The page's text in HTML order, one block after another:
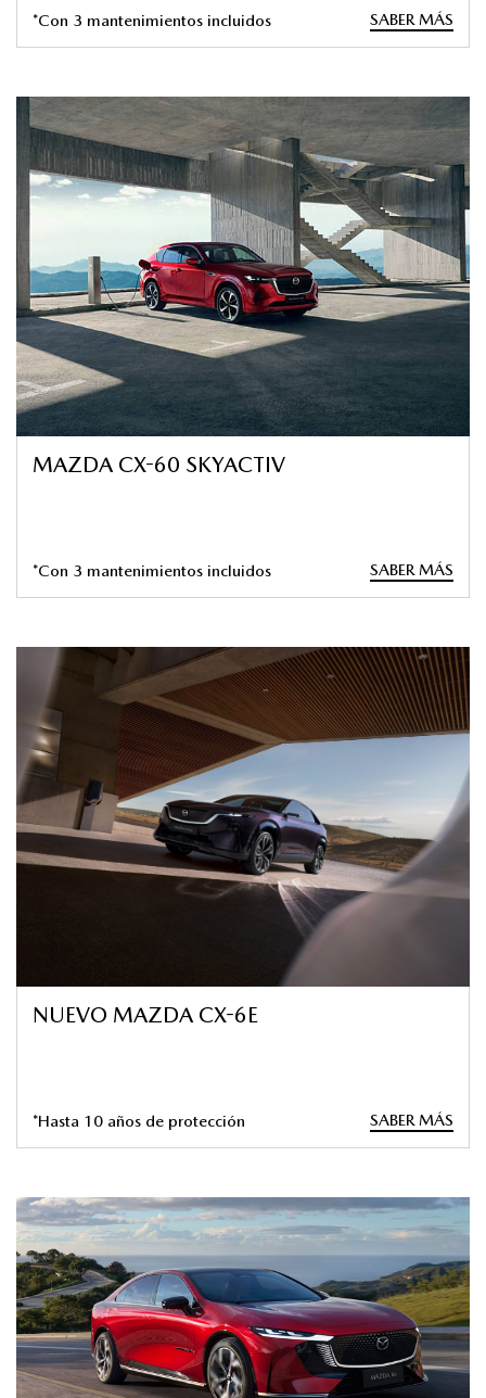
*Con 3 mantenimientos incluidos SABER MÁS
MAZDA CX-60 SKYACTIV
*Con 3 mantenimientos incluidos SABER MÁS
NUEVO MAZDA CX-6E
*Hasta 10 años de protección SABER MÁS